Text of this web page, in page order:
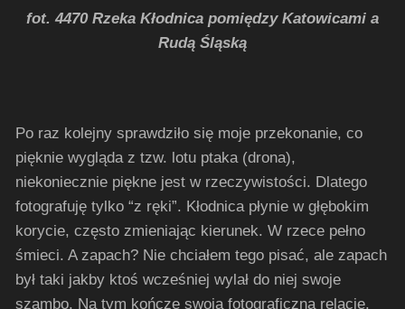
fot. 4470 Rzeka Kłodnica pomiędzy Katowicami a
Rudą Śląską
Po raz kolejny sprawdziło się moje przekonanie, co
pięknie wygląda z tzw. lotu ptaka (drona),
niekoniecznie piękne jest w rzeczywistości. Dlatego
fotografuję tylko “z ręki”. Kłodnica płynie w głębokim
korycie, często zmieniając kierunek. W rzece pełno
śmieci. A zapach? Nie chciałem tego pisać, ale zapach
był taki jakby ktoś wcześniej wylał do niej swoje
szambo. Na tym kończę swoją fotograficzną relację.